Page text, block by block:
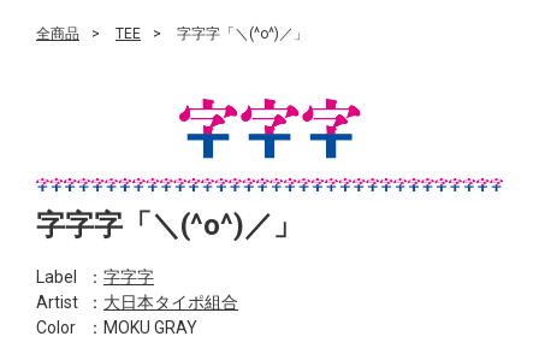
全商品 TEE 字字字「＼(^o^)／」
字字字「＼(^o^)／」
Label ： 字字字
Artist
： 大日本タイポ組合
Color
：MOKU GRAY